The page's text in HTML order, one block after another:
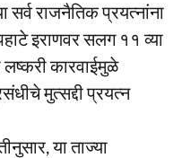
राजनैतिक प्रयत्नांना
इराणवर सलग ११ व्या
लष्करी कारवाईमुळे
मुत्सद्दी प्रयत्न
या ताज्या